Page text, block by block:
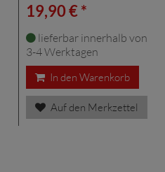
19,90 € *
lieferbar innerhalb von
3-4 Werktagen
In den Warenkorb
Auf den Merkzettel